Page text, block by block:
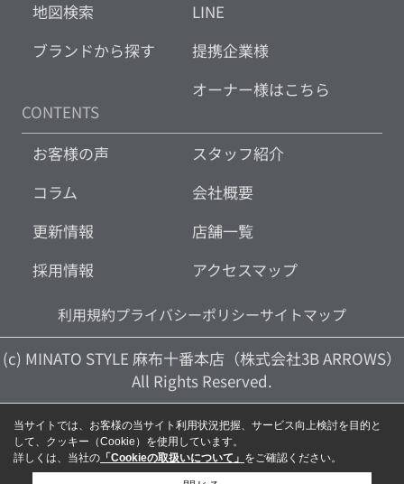
地図検索
ブランドから探す
LINE
提携企業様
オーナー様はこちら
CONTENTS
お客様の声
コラム
更新情報
採用情報
スタッフ紹介
会社概要
店舗一覧
アクセスマップ
利用規約プライバシーポリシーサイトマップ
(c) MINATO STYLE 麻布十番本店（株式会社3B ARROWS）
All Rights Reserved.
当サイトでは、お客様の当サイト利用状況把握、サービス向上検討を目的と
して、クッキー（Cookie）を使用しています。
詳しくは、当社の 「Cookieの取扱いについて」 をご確認ください。